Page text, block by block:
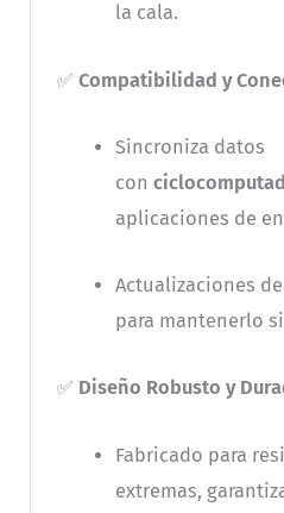
la cala.
✅ Compatibilidad y
Sincroniza datos
con
aplicaciones de
Actualizaciones
para mantenerlo
✅ Diseño Robusto y
Fabricado para
extremas,